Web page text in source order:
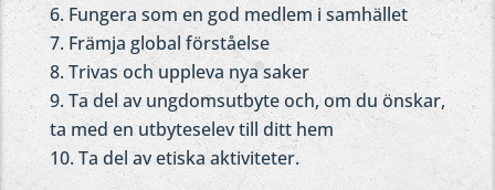
Fungera som en god medlem i samhället
Främja global förståelse
Trivas och uppleva nya saker
Ta del av ungdomsutbyte och, om du önskar,
ta med en utbyteselev till ditt hem
Ta del av etiska aktiviteter.